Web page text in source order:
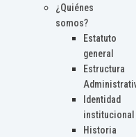
¿Quiénes
somos?
Estatuto
general
Estructura
Identidad
institucional
Historia